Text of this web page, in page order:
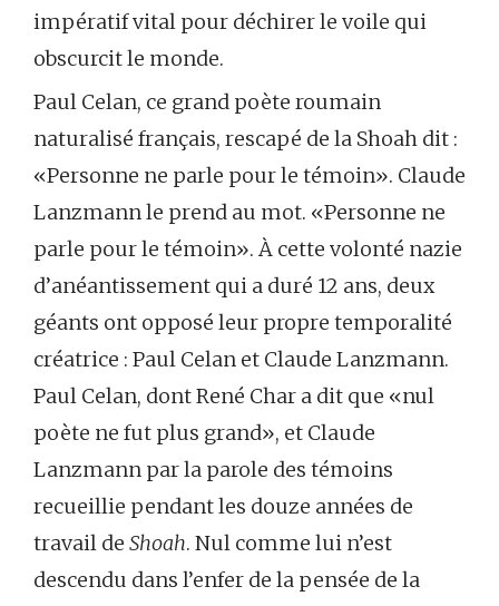
impératif vital pour déchirer le voile qui
obscurcit le monde.
Paul Celan, ce grand poète roumain
naturalisé français, rescapé de la Shoah dit :
«Personne ne parle pour le témoin». Claude
Lanzmann le prend au mot. «Personne ne
parle pour le témoin». À cette volonté nazie
d’anéantissement qui a duré 12 ans, deux
géants ont opposé leur propre temporalité
créatrice : Paul Celan et Claude Lanzmann.
Paul Celan, dont René Char a dit que «nul
poète ne fut plus grand», et Claude
Lanzmann par la parole des témoins
recueillie pendant les douze années de
travail de Shoah. Nul comme lui n’est
descendu dans l’enfer de la pensée de la